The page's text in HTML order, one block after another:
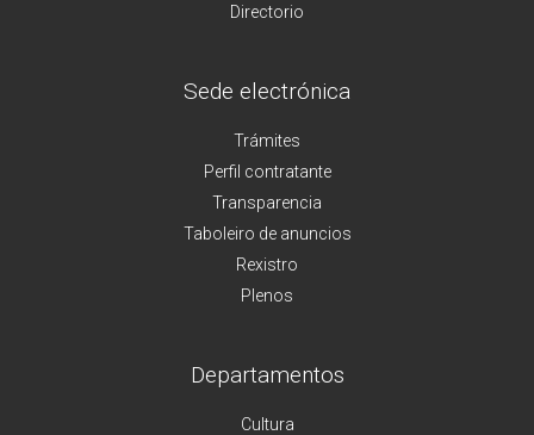
Directorio
Sede electrónica
Trámites
Perfil contratante
Transparencia
Taboleiro de anuncios
Rexistro
Plenos
Departamentos
Cultura